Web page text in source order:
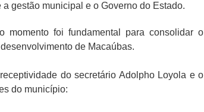
gestão municipal e o Governo do Estado.
momento foi fundamental para consolidar o
de Macaúbas.
do secretário Adolpho Loyola e o
do município: